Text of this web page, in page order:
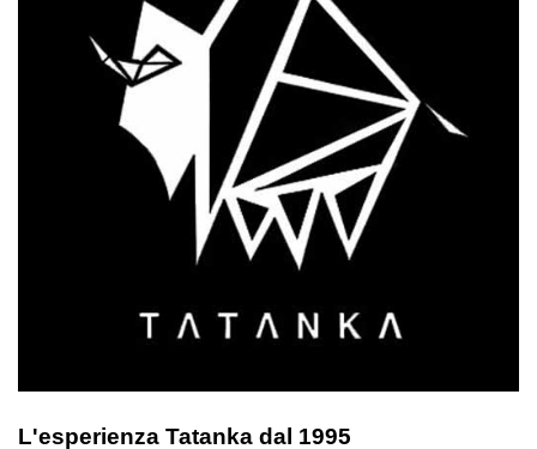
L'esperienza Tatanka dal 1995